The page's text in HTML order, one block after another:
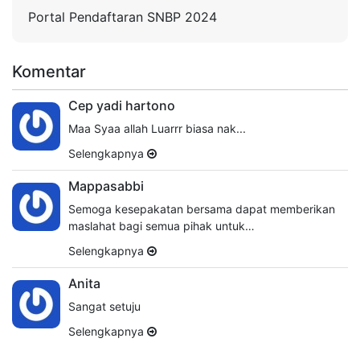
Portal Pendaftaran SNBP 2024
Komentar
Cep yadi hartono
Maa Syaa allah Luarrr biasa nak...
Selengkapnya
Mappasabbi
Semoga kesepakatan bersama dapat memberikan
maslahat bagi semua pihak untuk…
Selengkapnya
Anita
Sangat setuju
Selengkapnya